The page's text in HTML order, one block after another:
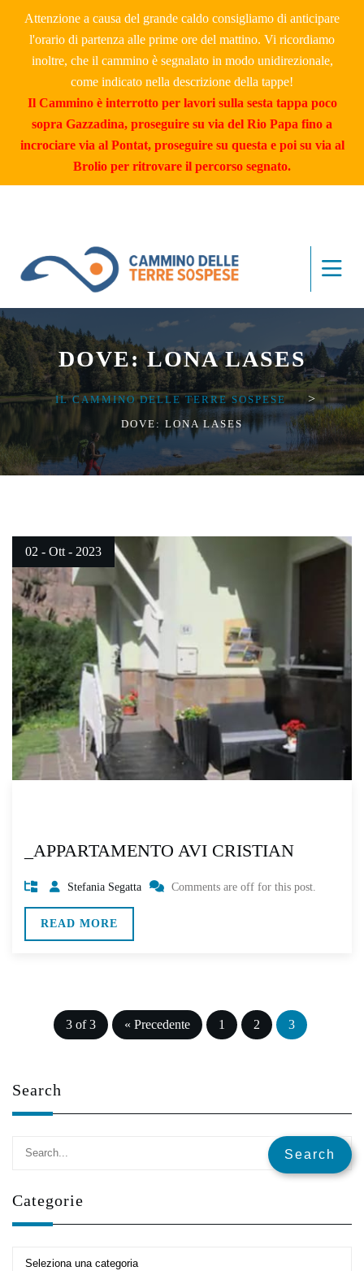
Attenzione a causa del grande caldo consigliamo di anticipare
l'orario di partenza alle prime ore del mattino. Vi ricordiamo
inoltre, che il cammino è segnalato in modo unidirezionale,
come indicato nella descrizione della tappe!
Il Cammino è interrotto per lavori sulla sesta tappa poco
sopra Gazzadina, proseguire su via del Rio Papa fino a
incrociare via al Pontat, proseguire su questa e poi su via al
Brolio per ritrovare il percorso segnato.
DOVE: LONA LASES
IL CAMMINO DELLE TERRE SOSPESE >
DOVE: LONA LASES
02 - Ott - 2023
_APPARTAMENTO AVI CRISTIAN
Stefania Segatta Comments are off for this post.
READ MORE
3 of 3 « Precedente 1 2 3
Search
Categorie